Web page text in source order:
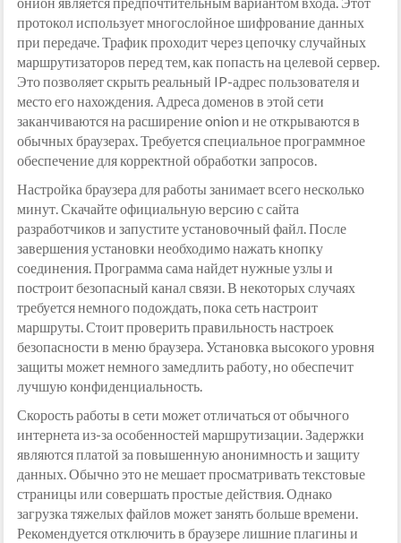
протокол использует многослойное шифрование данных
при передаче. Трафик проходит через цепочку случайных
маршрутизаторов перед тем, как попасть на целевой сервер.
Это позволяет скрыть реальный IP-адрес пользователя и
место его нахождения. Адреса доменов в этой сети
заканчиваются на расширение onion и не открываются в
обычных браузерах. Требуется специальное программное
обеспечение для корректной обработки запросов.
Настройка браузера для работы занимает всего несколько
минут. Скачайте официальную версию с сайта
разработчиков и запустите установочный файл. После
завершения установки необходимо нажать кнопку
соединения. Программа сама найдет нужные узлы и
построит безопасный канал связи. В некоторых случаях
требуется немного подождать, пока сеть настроит
маршруты. Стоит проверить правильность настроек
безопасности в меню браузера. Установка высокого уровня
защиты может немного замедлить работу, но обеспечит
лучшую конфиденциальность.
Скорость работы в сети может отличаться от обычного
интернета из-за особенностей маршрутизации. Задержки
являются платой за повышенную анонимность и защиту
данных. Обычно это не мешает просматривать текстовые
страницы или совершать простые действия. Однако
загрузка тяжелых файлов может занять больше времени.
Рекомендуется отключить в браузере лишние плагины и